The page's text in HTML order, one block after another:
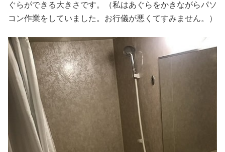
ぐらができる大きさです。
（私はあぐらをかきながらパソ
コン作業をしていました。お行儀が悪くてすみません。）